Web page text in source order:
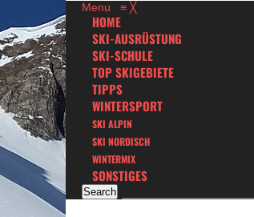
Menu ≡ ╳
HOME
SKI-AUSRÜSTUNG
SKI-SCHULE
TOP SKIGEBIETE
TIPPS
WINTERSPORT
SKI ALPIN
SKI NORDISCH
WINTERMIX
SONSTIGES